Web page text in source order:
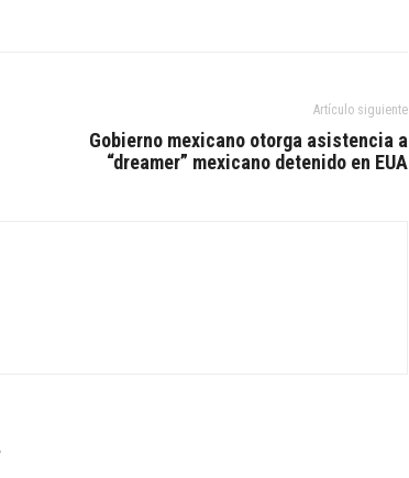
Artículo siguiente
Gobierno mexicano otorga asistencia a
“dreamer” mexicano detenido en EUA